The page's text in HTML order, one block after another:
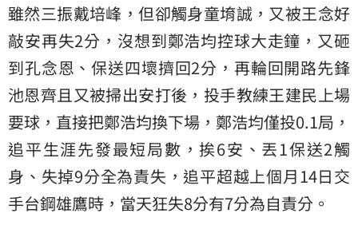
雖然三振戴培峰，但卻觸身童堉誠，又被王念好
敲安再失2分，沒想到鄭浩均控球大走鐘，又砸
到孔念恩、保送四壞擠回2分，再輪回開路先鋒
池恩齊且又被掃出安打後，投手教練王建民上場
要球，直接把鄭浩均換下場，鄭浩均僅投0.1局，
追平生涯先發最短局數，挨6安、丟1保送2觸
身、失掉9分全為責失，追平超越上個月14日交
手台鋼雄鷹時，當天狂失8分有7分為自責分。